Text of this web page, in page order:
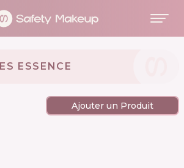
ESSENCE 🇩🇪
Ajouter un Produit